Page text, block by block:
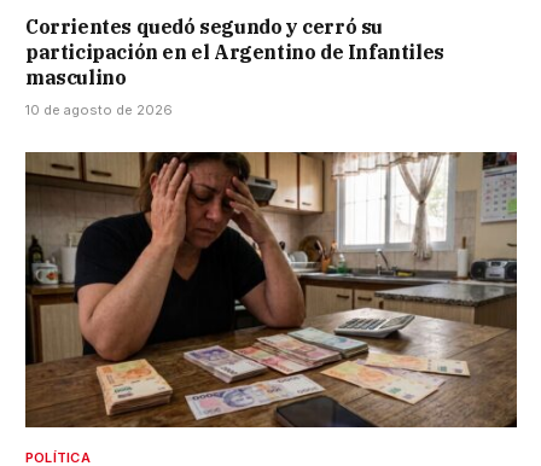
Corrientes quedó segundo y cerró su
participación en el Argentino de Infantiles
masculino
10 de agosto de 2026
POLÍTICA